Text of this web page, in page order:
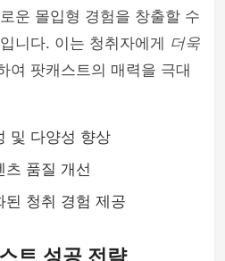
운 몰입형 경험을 창출할 수
니다. 이는 청취자에게 더욱
여 팟캐스트의 매력을 극대
및 다양성 향상
츠 품질 개선
된 청취 경험 제공
트 성공 전략